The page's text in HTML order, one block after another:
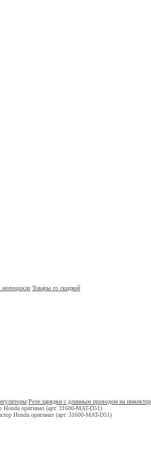
мотоцикла Товары со скидкой
/Реле зарядки с длинным проводом на
оригинал (арт. 31600-MAT-D51)